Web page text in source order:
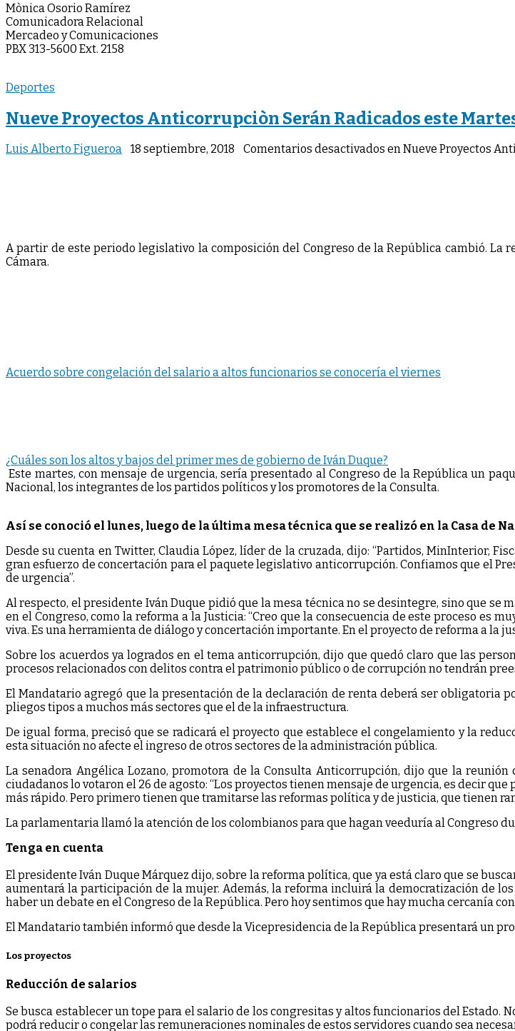
Mònica Osorio Ramírez
Comunicadora Relacional
Mercadeo y Comunicaciones
PBX 313-5600 Ext. 2158
Deportes
Nueve Proyectos Anticorrupciòn Serán Radicados este
Luis Alberto Figueroa 18 septiembre, 2018 Comentarios desactivados en Nueve Proyectos
A partir de este periodo legislativo la composición del Congreso de la República cambió. La
Cámara.
Acuerdo sobre congelación del salario a altos funcionarios se conocería el viernes
¿Cuáles son los altos y bajos del primer mes de gobierno de Iván Duque?
Este martes, con mensaje de urgencia, sería presentado al Congreso de la República un
Nacional, los integrantes de los partidos políticos y los promotores de la Consulta.
Así se conoció el lunes, luego de la última mesa técnica que se realizó en la Casa
Desde su cuenta en Twitter, Claudia López, líder de la cruzada, dijo: “Partidos, MinInterior,
gran esfuerzo de concertación para el paquete legislativo anticorrupción. Confiamos que el
de urgencia”.
Al respecto, el presidente Iván Duque pidió que la mesa técnica no se desintegre, sino que se
en el Congreso, como la reforma a la Justicia: “Creo que la consecuencia de este proceso es
viva. Es una herramienta de diálogo y concertación importante. En el proyecto de reforma a la
Sobre los acuerdos ya logrados en el tema anticorrupción, dijo que quedó claro que las
procesos relacionados con delitos contra el patrimonio público o de corrupción no tendrán
El Mandatario agregó que la presentación de la declaración de renta deberá ser obligatoria
pliegos tipos a muchos más sectores que el de la infraestructura.
De igual forma, precisó que se radicará el proyecto que establece el congelamiento y la
esta situación no afecte el ingreso de otros sectores de la administración pública.
La senadora Angélica Lozano, promotora de la Consulta Anticorrupción, dijo que la
ciudadanos lo votaron el 26 de agosto: “Los proyectos tienen mensaje de urgencia, es decir
más rápido. Pero primero tienen que tramitarse las reformas política y de justicia, que tienen
La parlamentaria llamó la atención de los colombianos para que hagan veeduría al Congreso
Tenga en cuenta
El presidente Iván Duque Márquez dijo, sobre la reforma política, que ya está claro que se
aumentará la participación de la mujer. Además, la reforma incluirá la democratización de
haber un debate en el Congreso de la República. Pero hoy sentimos que hay mucha cercanía
El Mandatario también informó que desde la Vicepresidencia de la República presentará un
Los proyectos
Reducción de salarios
Se busca establecer un tope para el salario de los congresitas y altos funcionarios del Estado.
podrá reducir o congelar las remuneraciones nominales de estos servidores cuando sea